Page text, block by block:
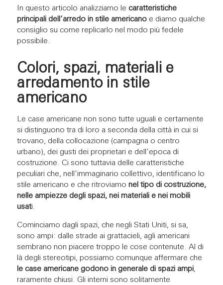
In questo articolo analizziamo le caratteristiche
principali dell’arredo in stile americanoe diamo qualche
consiglio su come replicarlo nel modo più fedele
possibile.
Colori, spazi, materiali e
arredamento in stile
americano
Le case americane non sono tutte uguali e certamente
si distinguono tra di loro a seconda della città in cui si
trovano, della collocazione (campagna o centro
urbano), dei gusti dei proprietari e dell’epoca di
costruzione. Ci sono tuttavia delle caratteristiche
peculiari che, nell’immaginario collettivo, identificano lo
stile americano e che ritroviamo nel tipo di costruzione,
nelle ampiezze degli spazi, nei materiali e nei mobili
usati.
Cominciamo dagli spazi, che negli Stati Uniti, si sa,
sono ampi: dalle strade ai grattacieli, agli americani
sembrano non piacere troppo le cose contenute. Al di
là degli stereotipi, possiamo comunque affermare che
le case americane godono in generale di spazi ampi,
raramente chiusi. Gli interni sono solitamente